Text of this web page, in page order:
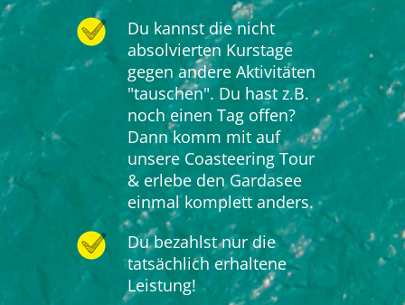
Du kannst die nicht
absolvierten Kurstage
gegen andere Aktivitäten
"tauschen". Du hast z.B.
noch einen Tag offen?
Dann komm mit auf
unsere Coasteering Tour
& erlebe den Gardasee
einmal komplett anders.
Du bezahlst nur die
tatsächlich erhaltene
Leistung!